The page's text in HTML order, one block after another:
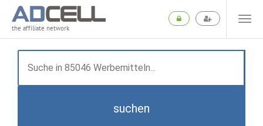
the affiliate network
suchen